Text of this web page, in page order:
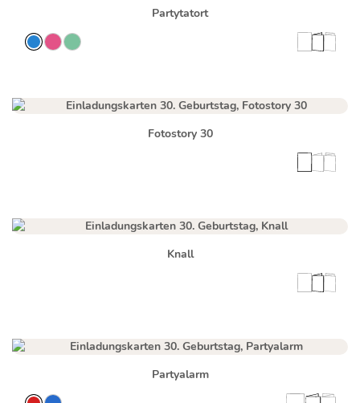
Partytatort
Fotostory 30
Knall
Partyalarm